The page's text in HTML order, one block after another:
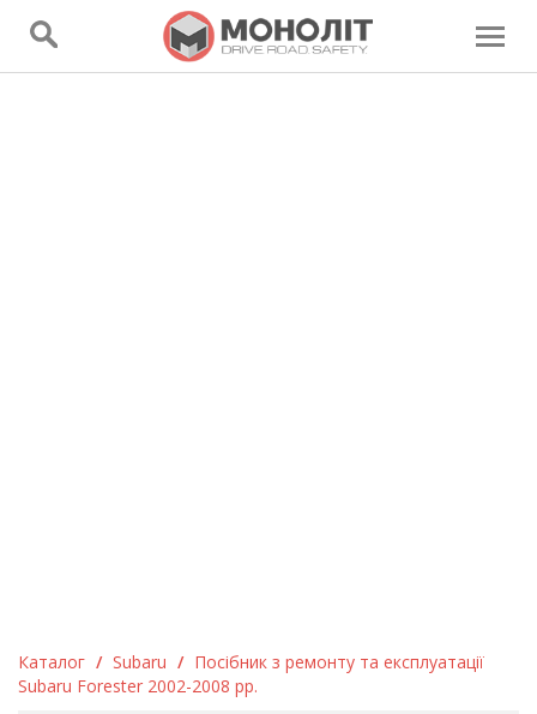
Каталог / Subaru / Посібник з ремонту та експлуатації
Subaru Forester 2002-2008 рр.